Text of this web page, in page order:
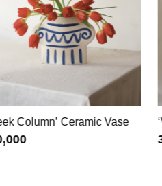
‘Volute’ Ceramic Vase